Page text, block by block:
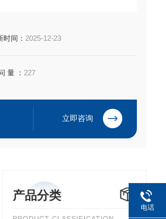
时间： 2025-12-23
量 ： 227
立即咨询
产品分类
电话